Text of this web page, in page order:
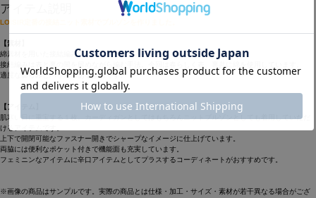
アイテム説明
LOISIR定番の接結ニット素材でブルゾンを作りました。
【素材】
綿素材を用いた接結編み。
接結編みは表と裏の間を留めながら編む手法。今回は春らしく表、裏共に綿を使用しています。
適度な膨らみとハリ感のある素材です。
【アイテム】
肌寒い日に重宝する１枚。カーディガンとしてはもちろんニットブルゾンとしても着用していただ
けるアイテムです。
上下で開閉可能なファスナー開きでシャープなイメージに仕上げています。
両脇には便利なポケット付きで機能面も充実しています。
フェミニンなアイテムに辛口アイテムとしてプラスするコーディネートがおすすめです。
※画像の商品はサンプルです。実際の商品とは仕様・加工・サイズ・素材が若干異なる場合がござ